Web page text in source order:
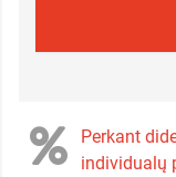
Perkant
individualų